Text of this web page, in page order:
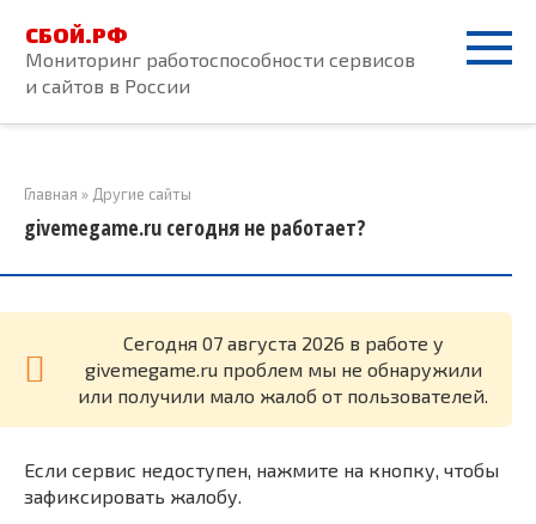
контенту
СБОЙ.РФ
Мониторинг работоспособности сервисов
и сайтов в России
Главная » Другие сайты
givemegame.ru сегодня не работает?
Cегодня 07 августа 2026 в работе у
givemegame.ru проблем мы не обнаружили
или получили мало жалоб от пользователей.
Если сервис недоступен, нажмите на кнопку, чтобы
зафиксировать жалобу.